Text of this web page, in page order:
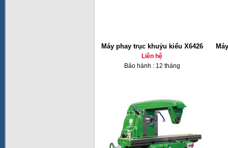
Máy phay trục khuỷu kiểu X6426
Liên hệ
Bảo hành : 12 tháng